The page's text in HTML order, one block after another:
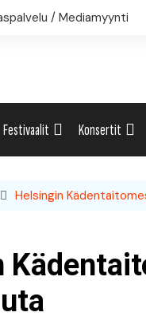
/ Mediamyynti
Festivaalit Konsertit
Helsingin